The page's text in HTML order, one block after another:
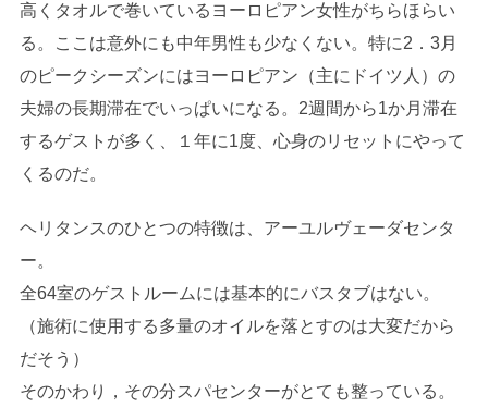
高くタオルで巻いているヨーロピアン女性がちらほらい
る。ここは意外にも中年男性も少なくない。特に2．3月
のピークシーズンにはヨーロピアン（主にドイツ人）の
夫婦の長期滞在でいっぱいになる。2週間から1か月滞在
するゲストが多く、１年に1度、心身のリセットにやって
くるのだ。
ヘリタンスのひとつの特徴は、アーユルヴェーダセンタ
ー。
全64室のゲストルームには基本的にバスタブはない。
（施術に使用する多量のオイルを落とすのは大変だから
だそう）
そのかわり，その分スパセンターがとても整っている。